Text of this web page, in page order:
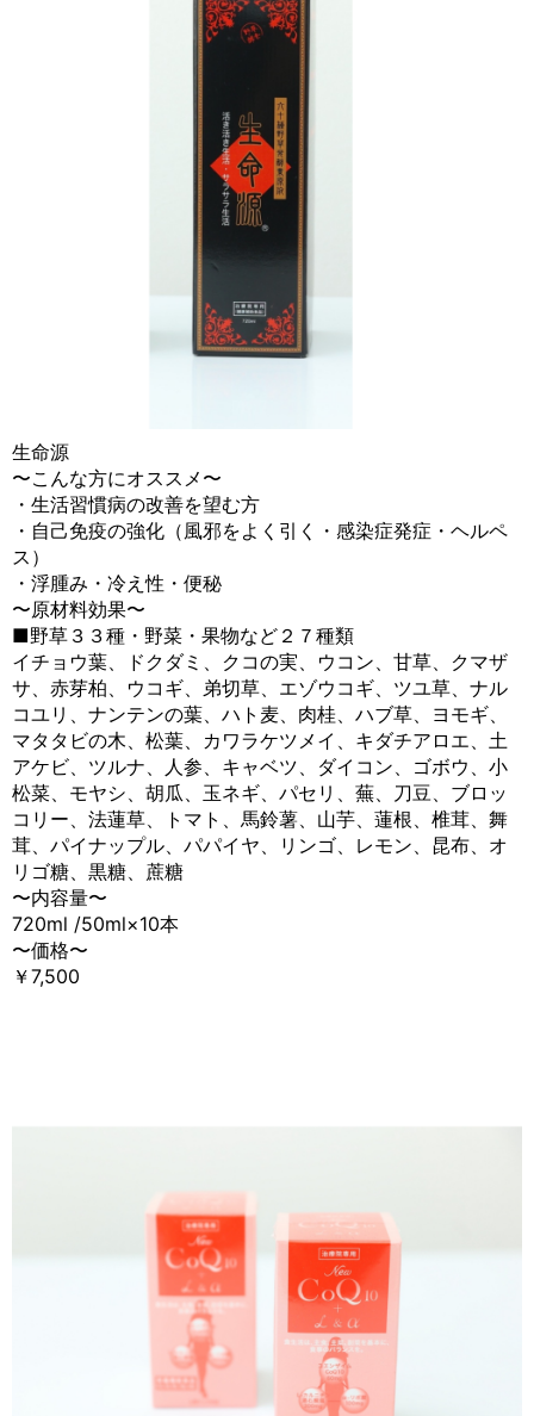
生命源
〜こんな方にオススメ〜
・生活習慣病の改善を望む方
・自己免疫の強化（風邪をよく引く・感染症発症・ヘルペ
ス）
・浮腫み・冷え性・便秘
〜原材料効果〜
■野草３３種・野菜・果物など２７種類
イチョウ葉、ドクダミ、クコの実、ウコン、甘草、クマザ
サ、赤芽柏、ウコギ、弟切草、エゾウコギ、ツユ草、ナル
コユリ、ナンテンの葉、ハト麦、肉桂、ハブ草、ヨモギ、
マタタビの木、松葉、カワラケツメイ、キダチアロエ、土
アケビ、ツルナ、人参、キャベツ、ダイコン、ゴボウ、小
松菜、モヤシ、胡瓜、玉ネギ、パセリ、蕪、刀豆、ブロッ
コリー、法蓮草、トマト、馬鈴薯、山芋、蓮根、椎茸、舞
茸、パイナップル、パパイヤ、リンゴ、レモン、昆布、オ
リゴ糖、黒糖、蔗糖
〜内容量〜
720ml /50ml×10本
〜価格〜
￥7,500